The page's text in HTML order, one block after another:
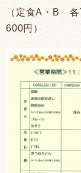
（定食A・B
600円）